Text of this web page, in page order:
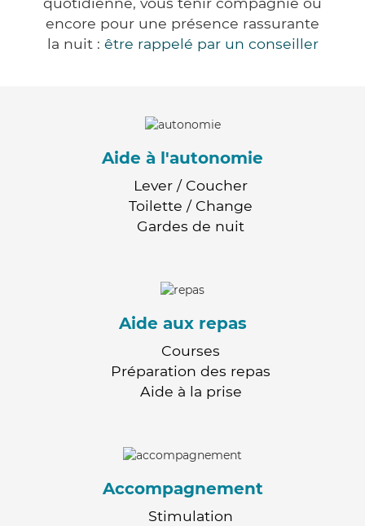
encore pour une présence rassurante
la nuit : être rappelé par un conseiller
Aide à l'autonomie
Lever / Coucher
Toilette / Change
Gardes de nuit
Aide aux repas
Courses
Préparation des repas
Aide à la prise
Accompagnement
Stimulation